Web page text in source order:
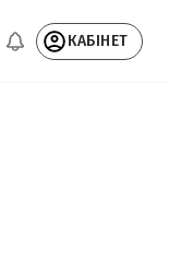
КАБІНЕТ